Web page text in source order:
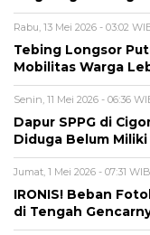
Rabu, 13 Mei 2026 - 03:02
Tebing Longsor
Mobilitas Warga
Senin, 11 Mei 2026 - 06:36
Dapur SPPG di
Diduga Belum Miliki
Jumat, 1 Mei 2026 - 07:31 WIB
IRONIS! Beban
di Tengah